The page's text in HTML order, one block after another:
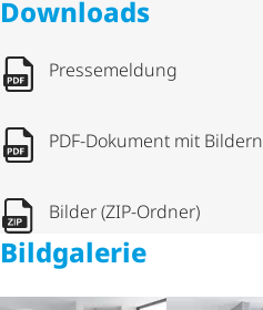
Downloads
Pressemeldung
PDF-Dokument mit Bildern
Bilder (ZIP-Ordner)
Bildgalerie